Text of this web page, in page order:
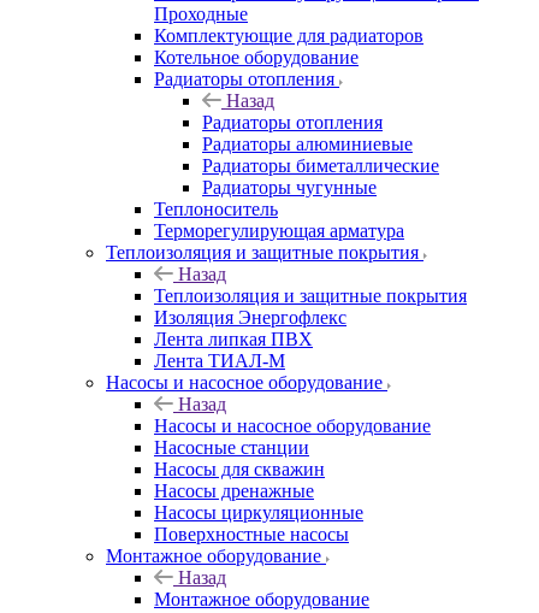
Проходные
Комплектующие для радиаторов
Котельное оборудование
Радиаторы отопления
Назад
Радиаторы отопления
Радиаторы алюминиевые
Радиаторы биметаллические
Радиаторы чугунные
Теплоноситель
Терморегулирующая арматура
Теплоизоляция и защитные покрытия
Назад
Теплоизоляция и защитные покрытия
Изоляция Энергофлекс
Лента липкая ПВХ
Лента ТИАЛ-М
Насосы и насосное оборудование
Назад
Насосы и насосное оборудование
Насосные станции
Насосы для скважин
Насосы дренажные
Насосы циркуляционные
Поверхностные насосы
Монтажное оборудование
Назад
Монтажное оборудование